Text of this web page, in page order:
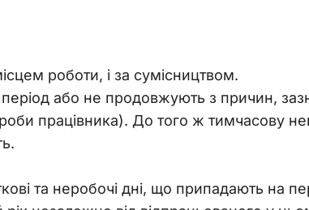
роботи, і за сумісництвом.
або не продовжують з причин,
працівника). До того ж тимчасову
та неробочі дні, що припадають на